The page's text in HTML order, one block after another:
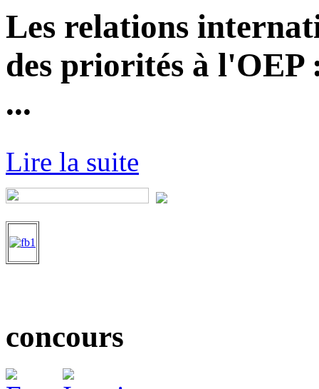
Les relations
des priorités à
...
Lire la suite
concours